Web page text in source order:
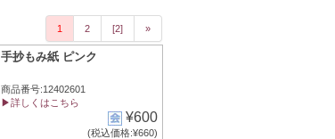
1 2 [2] »
手抄もみ紙 ピンク
商品番号:12402601
▶詳しくはこちら
¥600
(税込価格:¥660)